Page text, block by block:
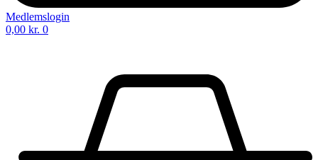
Medlemslogin
0,00 kr. 0